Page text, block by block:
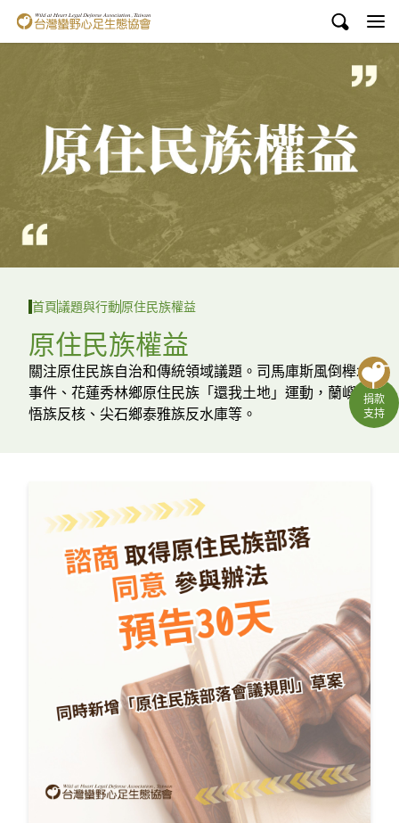
台灣蠻野心足生態協會
議題與行動
環境教育
白海豚媽祖宮
支持蠻野
English
臉書
YouTube
捐款
支持
首頁議題與行動原住民族權益
原住民族權益
關注原住民族自治和傳統領域議題。司馬庫斯風倒櫸木
事件、花蓮秀林鄉原住民族「還我土地」運動，蘭嶼達
悟族反核、尖石鄉泰雅族反水庫等。